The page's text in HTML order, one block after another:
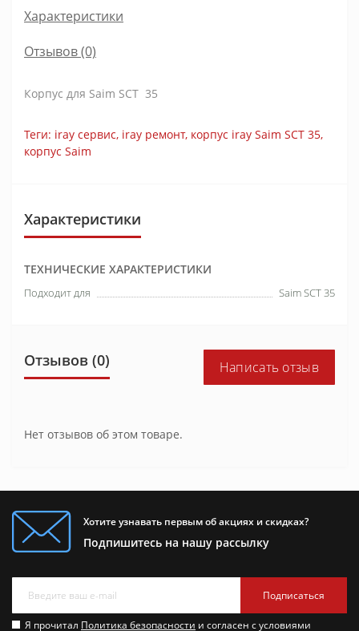
Характеристики
Отзывов (0)
Корпус для Saim SCT 35
Теги: iray сервис, iray ремонт, корпус iray Saim SCT 35,
корпус Saim
Характеристики
ТЕХНИЧЕСКИЕ ХАРАКТЕРИСТИКИ
Подходит для Saim SCT 35
Отзывов (0) Написать отзыв
Нет отзывов об этом товаре.
Хотите узнавать первым об акциях и скидках?
Подпишитесь на нашу рассылку
Подписаться
Я прочитал Политика безопасности и согласен с условиями